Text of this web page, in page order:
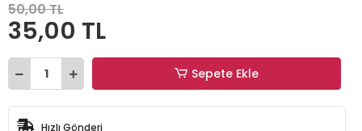
50,00 TL
35,00 TL
Sepete Ekle
Hızlı Gönderi